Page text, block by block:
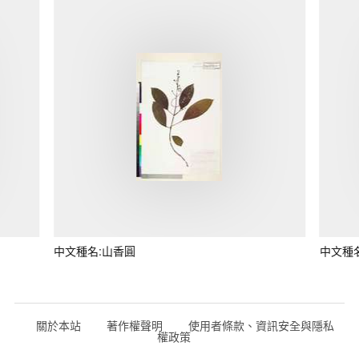
中文種名:山香圓 中文種
關於本站 著作權聲明 使用者條款、資訊安全與隱私
權政策